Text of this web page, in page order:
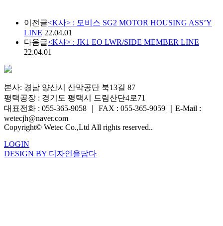
이전글<K사> : 모비스 SG2 MOTOR HOUSING ASS’Y
LINE 22.04.01
다음글<K사> : JK1 EO LWR/SIDE MEMBER LINE
22.04.01
본사: 경남 양산시 산막공단 북13길 87
평택공장 : 경기도 평택시 드림산단4로71
대표전화 : 055-365-9058
FAX : 055-365-9059
E-Mail :
wetecjh@naver.com
Copyright© Wetec Co.,Ltd All rights reserved..
LOGIN
DESIGN BY 디자인을담다